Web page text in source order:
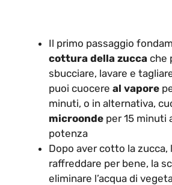
Il primo passaggio
cottura della zucca che
sbucciare, lavare e
puoi cuocere al vapore
minuti, o in alternativa,
microonde per 15 minuti
potenza
Dopo aver cotto la zucca,
raffreddare per bene, la
eliminare l’acqua di